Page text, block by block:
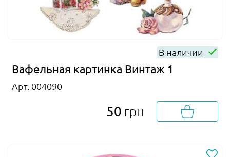
В наличии
Вафельная картинка Винтаж 1
Арт. 004090
50 грн